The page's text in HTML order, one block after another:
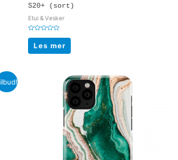
S20+ (sort)
Etui & Vesker
Vurdert
av
5
Les mer